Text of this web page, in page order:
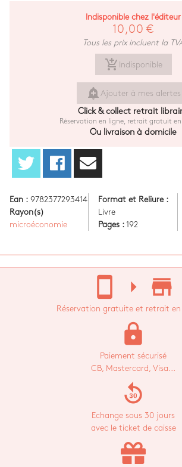
Indisponible chez l'éditeur
10,00 €
Tous les prix incluent la
add_shopping_cart Indisponible
add_alert Ajouter à mes alertes
Click & collect retrait
Réservation en ligne, retrait gratuit
Ou livraison à domicile
Ean : 9782377293414
Rayon(s)
microéconomie
Format et Reliure :
Livre
Pages : 192
stay_current_portrait arrow_right store_mall_directory
Réservation gratuite et retrait en
lock
Paiement sécurisé
CB, Mastercard, Visa...
replay_30
Echange sous 30 jours
avec le ticket de caisse